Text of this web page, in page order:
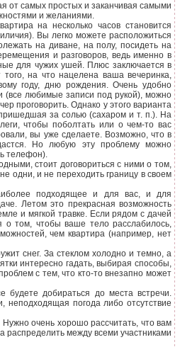
от самых простых и заканчивая самыми
и желаниями.
на несколько часов становится
Вы легко можете расположиться
на диване, на полу, посидеть на
и разговоров, ведь именно в
для чужих ушей. Плюс заключается в
на что нацелена ваша вечеринка,
году, дню рождения. Очень удобно
(все любимые записи под рукой), можно
проговорить. Однако у этого варианта
за солью (сахаром и т. п.). На
чтобы поболтать или о чем-то вас
вы уже сделаете. Возможно, что в
Но любую эту проблему можно
телефон).
стоит договориться с ними о том,
одни, и не переходить границу в своем
подходящее и для вас, и для
Летом это прекрасная возможность
и мягкой травке. Если рядом с дачей
том, чтобы ваше тело расслабилось,
чем квартира (например, нет
снег. За стеклом холодно и темно, а
интересно гадать, выбирая способы,
с тем, что кто-то внезапно может
будете добираться до места встречи.
погода либо отсутствие
очень хорошо рассчитать, что вам
распределить между всеми участниками